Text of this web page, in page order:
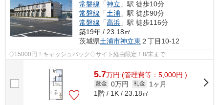
常磐線 「神立 」駅 徒歩10分
常磐線 「土浦 」駅 徒歩90分
常磐線 「高浜 」駅 徒歩116分
築19年 / 23.18㎡
茨城県土浦市神立東 ２丁目10-12
◇15000円！キャッシュバック◇サイト経由限定！8/末まで
5.7万円 (管理費等：5,000円 )
敷金 0万円 礼金
1ヶ月
1階 / 1K / 23.18㎡